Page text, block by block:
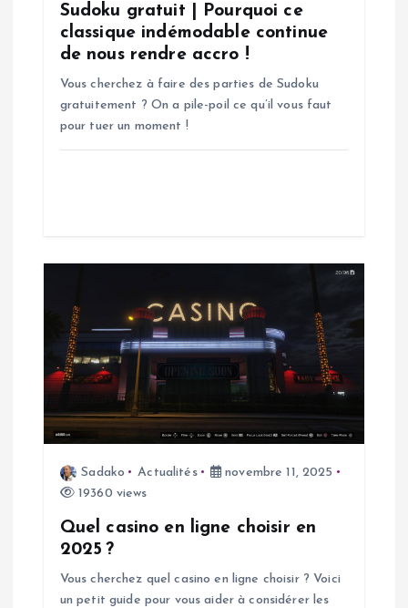
e
Sudoku gratuit | Pourquoi ce
classique indémodable continue
de nous rendre accro !
Vous cherchez à faire des parties de Sudoku
gratuitement ? On a pile-poil ce qu’il vous faut
pour tuer un moment !
Sadako Actualités
novembre 11, 2025
19360 views
Quel casino en ligne choisir en
2025 ?
Vous cherchez quel casino en ligne choisir ? Voici
un petit guide pour vous aider à considérer les